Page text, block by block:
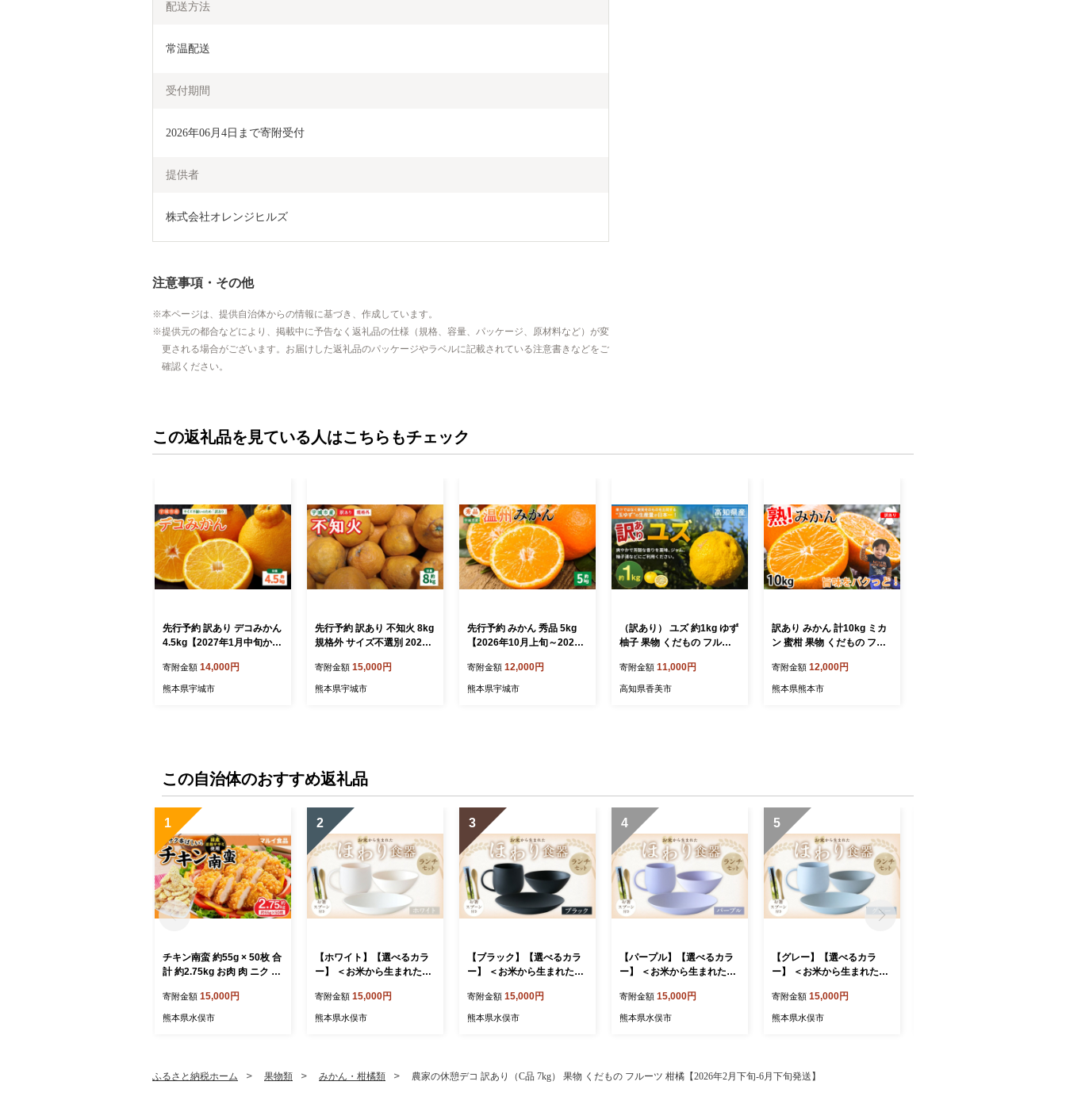
配送方法
常温配送
受付期間
2026年06月4日まで寄附受付
提供者
株式会社オレンジヒルズ
注意事項・その他
本ページは、提供自治体からの情報に基づき、作成しています。
提供元の都合などにより、掲載中に予告なく返礼品の仕様（規格、容量、パッケージ、原材料など）が変
更される場合がございます。お届けした返礼品のパッケージやラベルに記載されている注意書きなどをご
確認ください。
この返礼品を見ている人はこちらもチェック
先行予約 訳あり デコみかん
4.5kg【2027年1月中旬から
家庭用 規格外 フルーツ み
かん 果物 果物 旬
寄附金額 14,000円
熊本県宇城市
先行予約 訳あり 不知火 8kg
規格外 サイズ不選別 2027
定 果物 くだもの フルーツ
柑橘 訳アリ
寄附金額 15,000円
熊本県宇城市
先行予約 みかん 秀品 5kg
【2026年10月上旬～2027
柑橘 フルーツ 果物 くだも
の 贈答用 ギフト
寄附金額 12,000円
熊本県宇城市
（訳あり） ユズ 約1kg ゆず
柚子 果物 くだもの フルー
～12月下旬迄発送予定】
寄附金額 11,000円
高知県香美市
訳あり みかん 計10kg ミカ
ン 蜜柑 果物 くだもの フル
旬～2027年3月上旬発送予
定】
寄附金額 12,000円
熊本県熊本市
この自治体のおすすめ返礼品
1
チキン南蛮 約55g × 50枚 合
計 約2.75kg お肉 肉 ニク に
キン 南蛮 若鶏 国産 国産若
鶏 冷凍 惣菜 おかず 揚げ物
寄附金額 15,000円
熊本県水俣市
2
【ホワイト】【選べるカラ
ー】 ＜お米から生まれた＞
（210プレート、ボウル、
マグカップ） ＆ お箸・スプ
市
寄附金額 15,000円
熊本県水俣市
3
【ブラック】【選べるカラ
ー】 ＜お米から生まれた＞
（210プレート、ボウル、
マグカップ） ＆ お箸・スプ
市
寄附金額 15,000円
熊本県水俣市
4
【パープル】【選べるカラ
ー】 ＜お米から生まれた＞
（210プレート、ボウル、
マグカップ） ＆ お箸・スプ
市
寄附金額 15,000円
熊本県水俣市
5
【グレー】【選べるカラ
ー】 ＜お米から生まれた＞
（210プレート、ボウル、
マグカップ） ＆ お箸・スプ
市
寄附金額 15,000円
熊本県水俣市
ふるさと納税ホーム 果物類 みかん・柑橘類 農家の休憩デコ 訳あり（C品 7kg） 果物 くだもの フルーツ 柑橘【2026年2月下旬-6月下旬発送】